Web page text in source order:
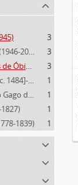
3
Vasconcelos e Sousa. Família (1946-2006)
3
Mascarenhas. Família, condes de Óbidos, Palma e Sabugal (1669-1910)
3
Miranda Henriques. Família ([c. 1484]-[c.1745])
1
Câmara, José Joaquim Matoso Gago da (1775-1864)
1
1
1839)
1